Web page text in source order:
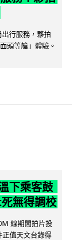
行服務，夥拍
頭等艙」體驗。
下乘客鼓
無得調校
線期間拍片投
值天文台錄得